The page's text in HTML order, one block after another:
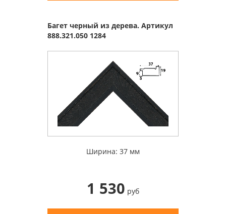
Багет черный из дерева. Артикул
888.321.050 1284
Ширина: 37 мм
1 530 руб